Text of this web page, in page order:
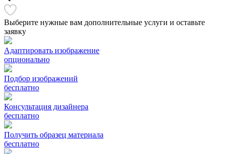
Выберите нужные вам дополнительные услуги и оставьте
заявку
Адаптировать изображение
опционально
Подбор изображений
бесплатно
Консультация дизайнера
бесплатно
Получить образец материала
бесплатно